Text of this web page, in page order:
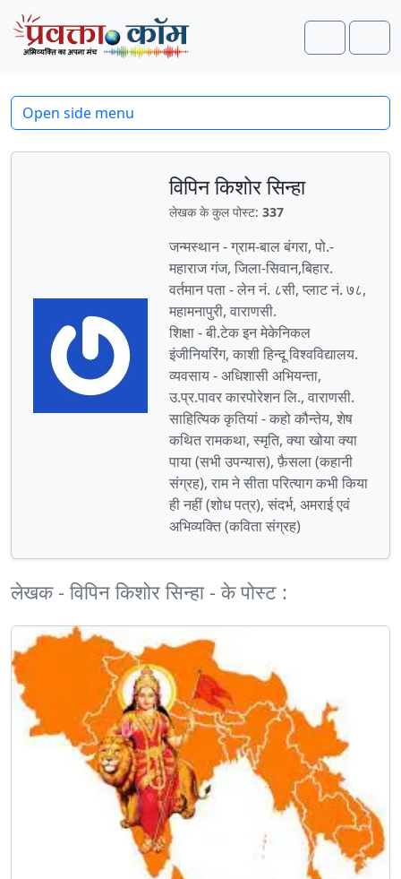
Skip to content
Skip to footer
Search
विपिन किशोर सिन्हा
लेखक के कुल पोस्ट: 337
जन्मस्थान - ग्राम-बाल बंगरा, पो.-
महाराज गंज, जिला-सिवान,बिहार.
वर्तमान पता - लेन नं. ८सी, प्लाट नं. ७८,
महामनापुरी, वाराणसी.
शिक्षा - बी.टेक इन मेकेनिकल
इंजीनियरिंग, काशी हिन्दू विश्वविद्यालय.
व्यवसाय - अधिशासी अभियन्ता,
उ.प्र.पावर कारपोरेशन लि., वाराणसी.
साहित्यिक कृतियां - कहो कौन्तेय, शेष
कथित रामकथा, स्मृति, क्या खोया क्या
पाया (सभी उपन्यास), फ़ैसला (कहानी
संग्रह), राम ने सीता परित्याग कभी किया
ही नहीं (शोध पत्र), संदर्भ, अमराई एवं
अभिव्यक्ति (कविता संग्रह)
लेखक - विपिन किशोर सिन्हा - के पोस्ट :
Open side menu